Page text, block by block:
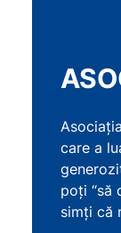
care a
poţi “să
simţi că